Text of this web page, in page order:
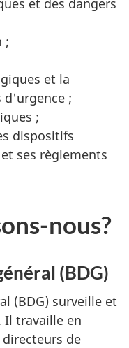
et des dangers
;
et la
d'urgence ;
;
dispositifs
ses règlements
nous?
(BDG)
(BDG) surveille et
Il travaille en
de